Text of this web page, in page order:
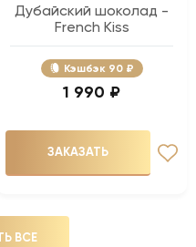
Дубайский шоколад -
French Kiss
Кэшбэк 90 ₽
1 990 ₽
ЗАКАЗАТЬ
ВСЕ